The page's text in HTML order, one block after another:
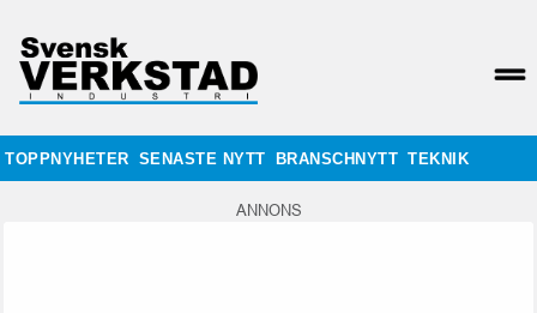
TOPPNYHETER SENASTE NYTT BRANSCHNYTT TEKNIK
ANNONS